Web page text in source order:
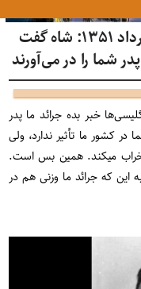
یادداشت‌های علم، چهارشنبه ۱۷ خرداد ۱۳۵۱: شاه گفت
شما را در می‌آورند
خبر بده جرائد ما پدر
کشور ما تأثیر ندارد، ولی
خراب میکند. همین بس است.
که جرائد ما وزنی هم در